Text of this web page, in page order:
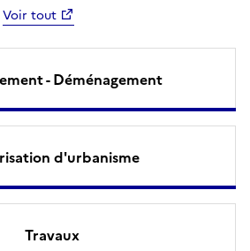
Voir tout
- Déménagement
d'urbanisme
Travaux